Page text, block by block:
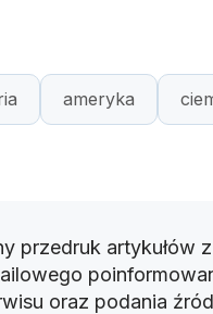
ameryka
przedruk artykułów
oraz podania